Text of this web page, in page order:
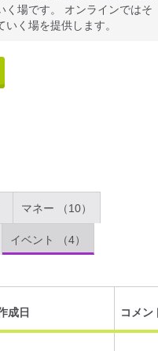
く場です。 オンラインではそ
く場を提供します。
マネー （10）
イベント （4）
成日 コメン